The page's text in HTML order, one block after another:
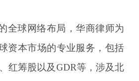
全球网络布局，华商律师为
资本市场的专业服务，包括
红筹股以及GDR等，涉及北